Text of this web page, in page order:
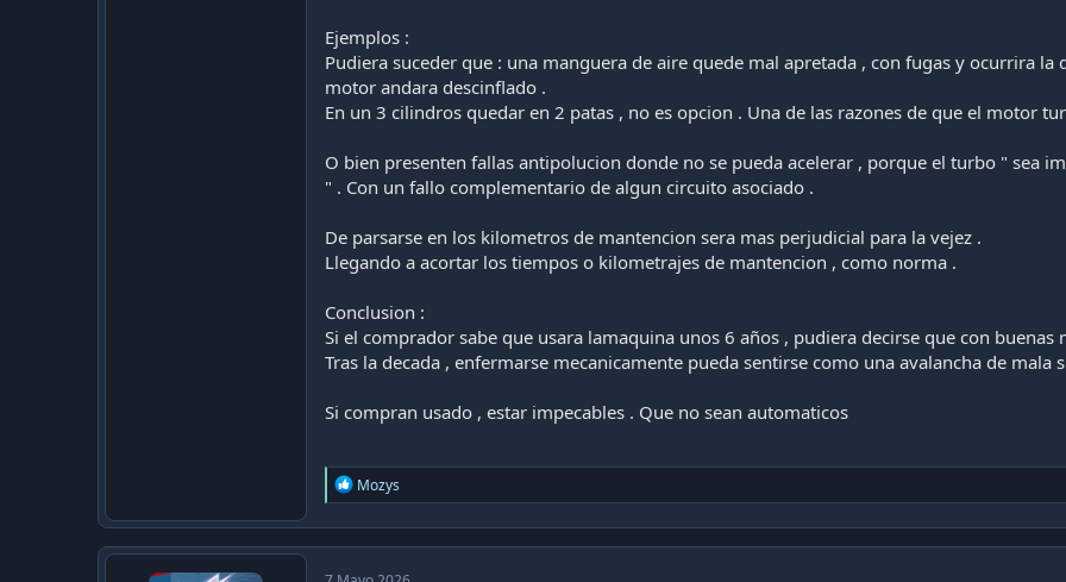
Ejemplos :
Pudiera suceder que : una manguera de aire quede mal apretada , con fugas y ocurrira
motor andara descinflado .
En un 3 cilindros quedar en 2 patas , no es opcion . Una de las razones de que el motor
O bien presenten fallas antipolucion donde no se pueda acelerar , porque el turbo " sea
" . Con un fallo complementario de algun circuito asociado .
De parsarse en los kilometros de mantencion sera mas perjudicial para la vejez .
Llegando a acortar los tiempos o kilometrajes de mantencion , como norma .
Conclusion :
Si el comprador sabe que usara lamaquina unos 6 años , pudiera decirse que con buenas
Tras la decada , enfermarse mecanicamente pueda sentirse como una avalancha de mala
Si compran usado , estar impecables . Que no sean automaticos
R
e
i
Mozys